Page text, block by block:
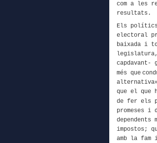
com a les
resultats.
Els
electoral
baixada i
capdavant-
més que
que el que
de fer els
promeses i
dependents
impostos;
amb
la fam i